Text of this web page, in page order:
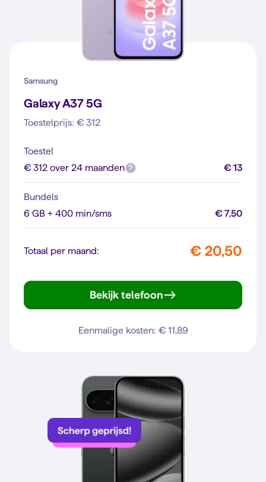
Samsung
Galaxy A37 5G
Toestelprijs: € 312
Toestel
€ 312 over 24 maanden
€ 13
Bundels
6 GB + 400 min/sms
€ 7,50
Totaal per maand: € 20,50
Bekijk telefoon
Eenmalige kosten: € 11,89